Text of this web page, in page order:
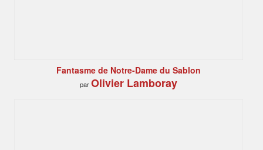
Fantasme de Notre-Dame du Sablon
parOlivier Lamboray